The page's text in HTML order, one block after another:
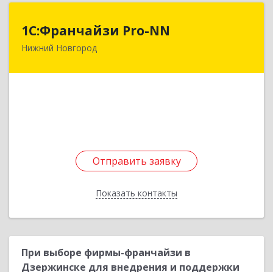
1С:Франчайзи Pro-NN
Нижний Новгород
Отправить заявку
Показать контакты
603032, Нижегородская обл, Нижний Новгород
Отправить заявку
Назад
При выборе фирмы-франчайзи в
Дзержинске для внедрения и поддержки